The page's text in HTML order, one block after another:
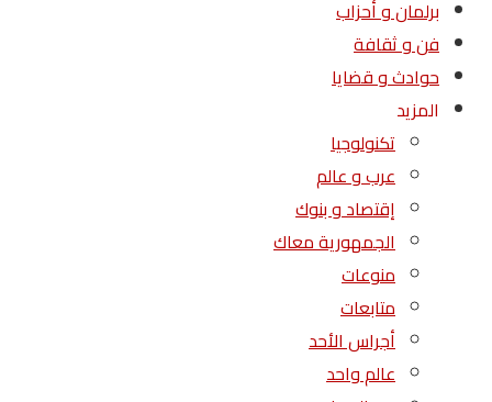
برلمان و أحزاب
فن و ثقافة
حوادث و قضايا
المزيد
تكنولوجيا
عرب و عالم
إقتصاد و بنوك
الجمهورية معاك
منوعات
متابعات
أجراس الأحد
عالم واحد